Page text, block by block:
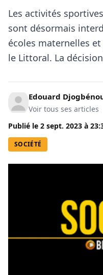
Les activités
sont désormais
écoles maternelles
le Littoral. La
Edouard
Voir tous ses articles
Publié le 2 sept. 2023 à
SOCIÉTÉ